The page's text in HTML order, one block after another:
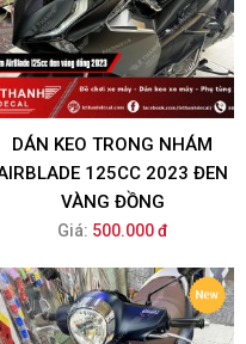
DÁN KEO TRONG NHÁM
125CC 2023 ĐEN
VÀNG ĐỒNG
Giá: 500.000 đ